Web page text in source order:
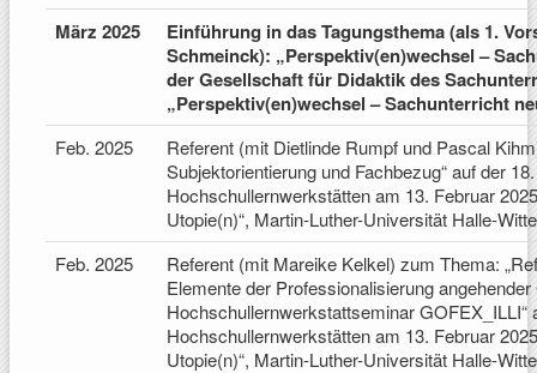
März 2025
Einführung in das Tagungsthema (als 1.
Schmeinck): „Perspektiv(en)wechsel –
der Gesellschaft für Didaktik des
„Perspektiv(en)wechsel – Sachunterricht
Feb. 2025
Referent (mit Dietlinde Rumpf und Pascal
Subjektorientierung und Fachbezug“ auf der
Hochschullernwerkstätten am 13. Februar
Utopie(n)“, Martin-Luther-Universität Halle-
Feb. 2025
Referent (mit Mareike Kelkel) zum Thema:
Elemente der Professionalisierung
Hochschullernwerkstattseminar GOFEX_ILLI“
Hochschullernwerkstätten am 13. Februar
Utopie(n)“, Martin-Luther-Universität Halle-